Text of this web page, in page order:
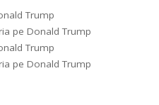
Trump
pe Donald Trump
Trump
pe Donald Trump